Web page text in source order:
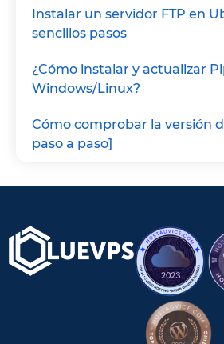
Instalar un servidor FTP en
sencillos pasos
¿Cómo instalar y actualizar
Windows/Linux?
Cómo comprobar la versión
paso a paso]